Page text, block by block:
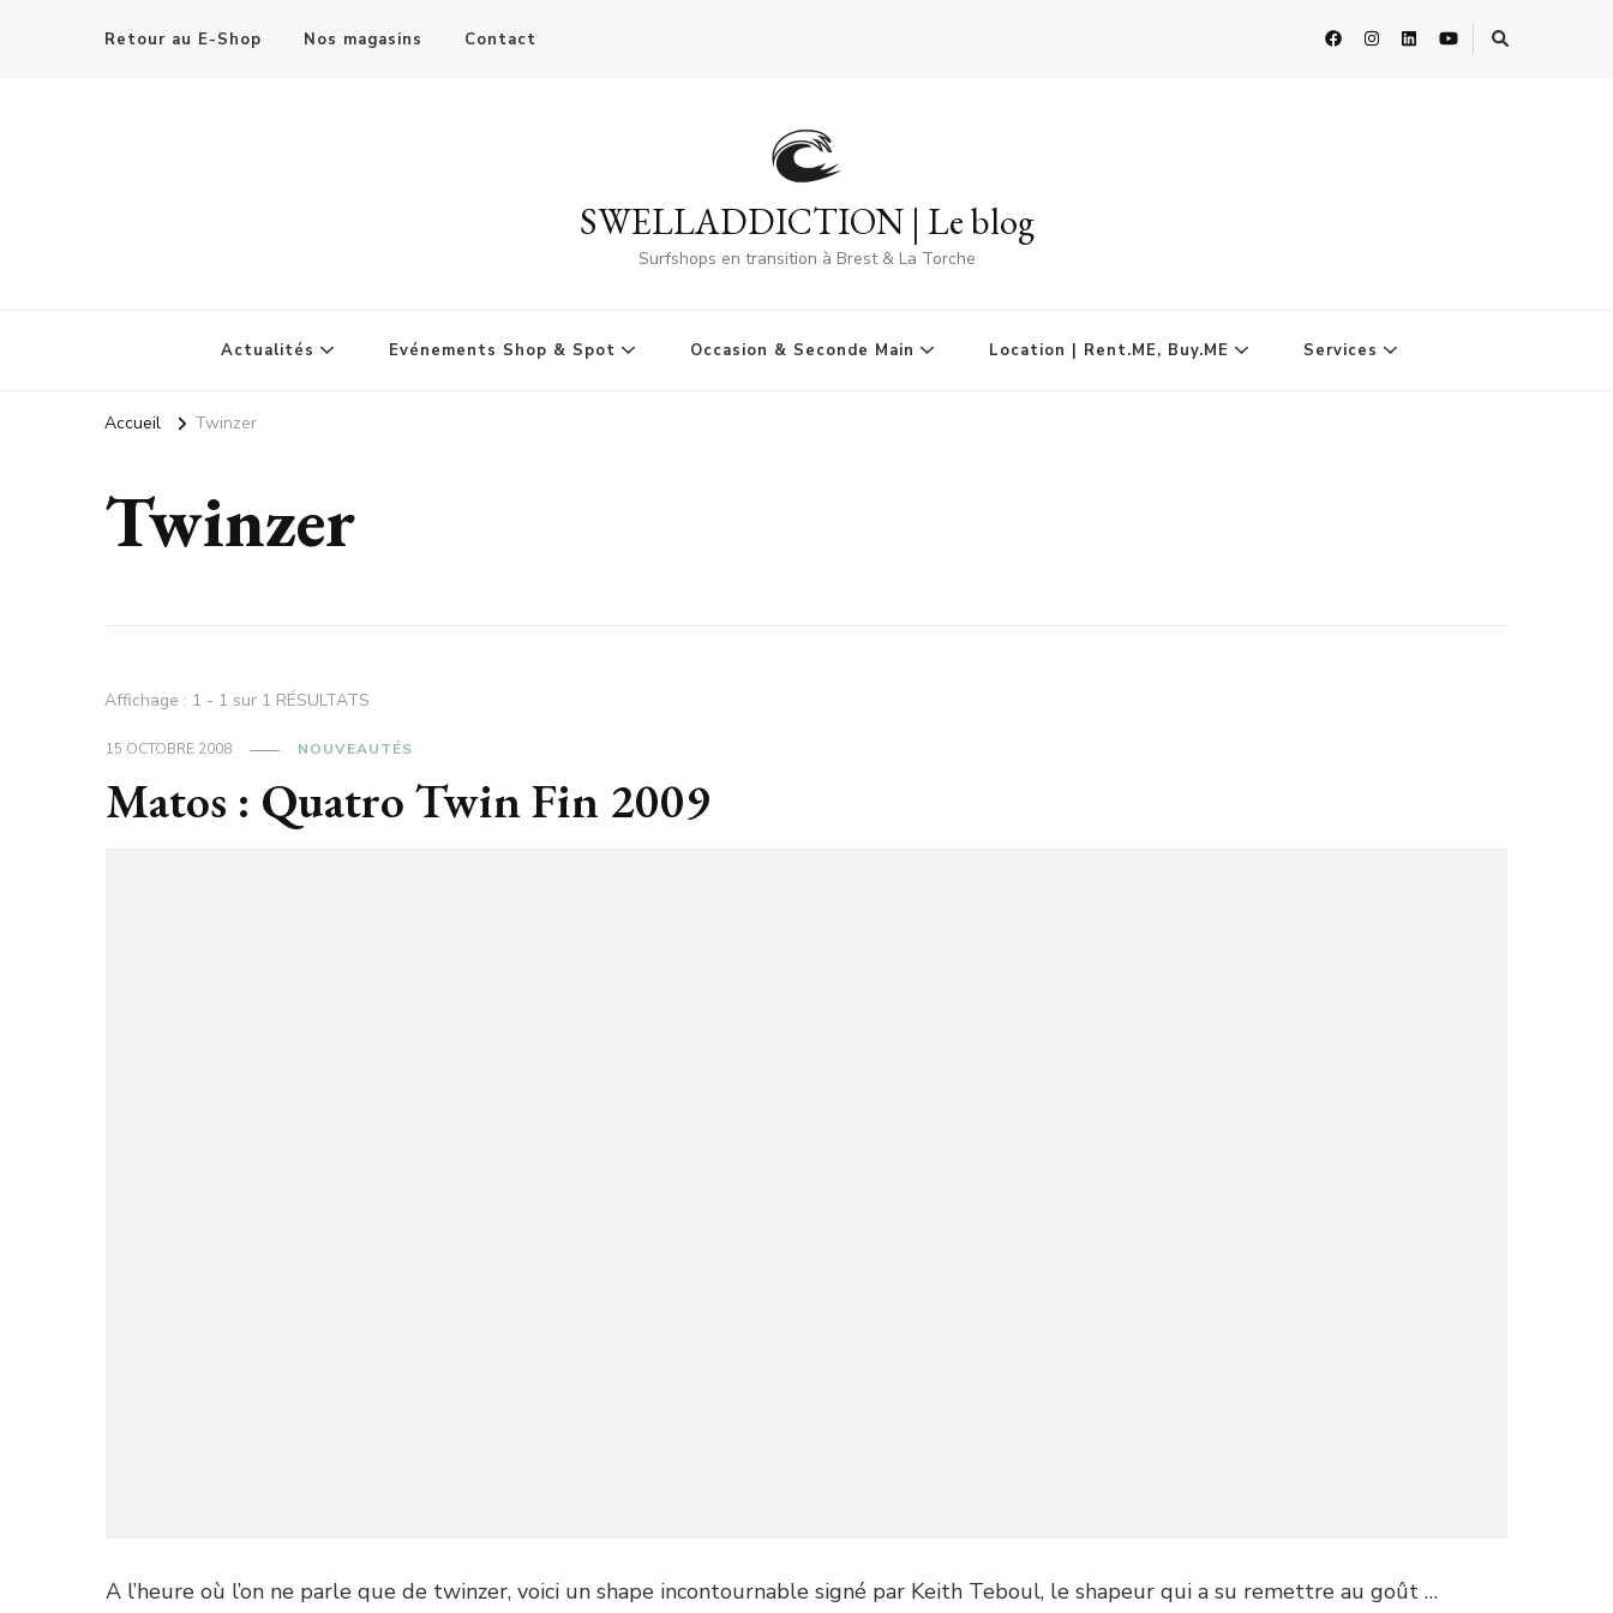
Retour au E-Shop Nos magasins Contact
SWELLADDICTION | Le blog
Surfshops en transition à Brest & La Torche
Actualités Evénements Shop & Spot Occasion & Seconde Main Location | Rent.ME, Buy.ME Services
Accueil Twinzer
Twinzer
Affichage : 1 - 1 sur 1 RÉSULTATS
15 OCTOBRE 2008 NOUVEAUTÉS
Matos : Quatro Twin Fin 2009
A l’heure où l’on ne parle que de twinzer, voici un shape incontournable signé par Keith Teboul, le shapeur qui a su remettre au goût …